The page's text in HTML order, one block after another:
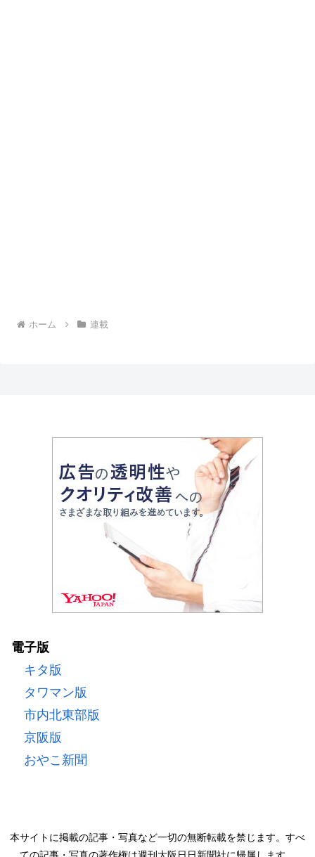
ホーム 連載
電子版
キタ版
タワマン版
市内北東部版
京阪版
おやこ新聞
本サイトに掲載の記事・写真など一切の無断転載を禁じます。すべ